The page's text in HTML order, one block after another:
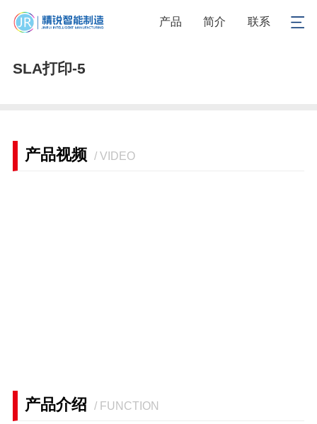
产品 简介 联系 1
SLA打印-5
产品视频 / VIDEO
产品介绍 / FUNCTION